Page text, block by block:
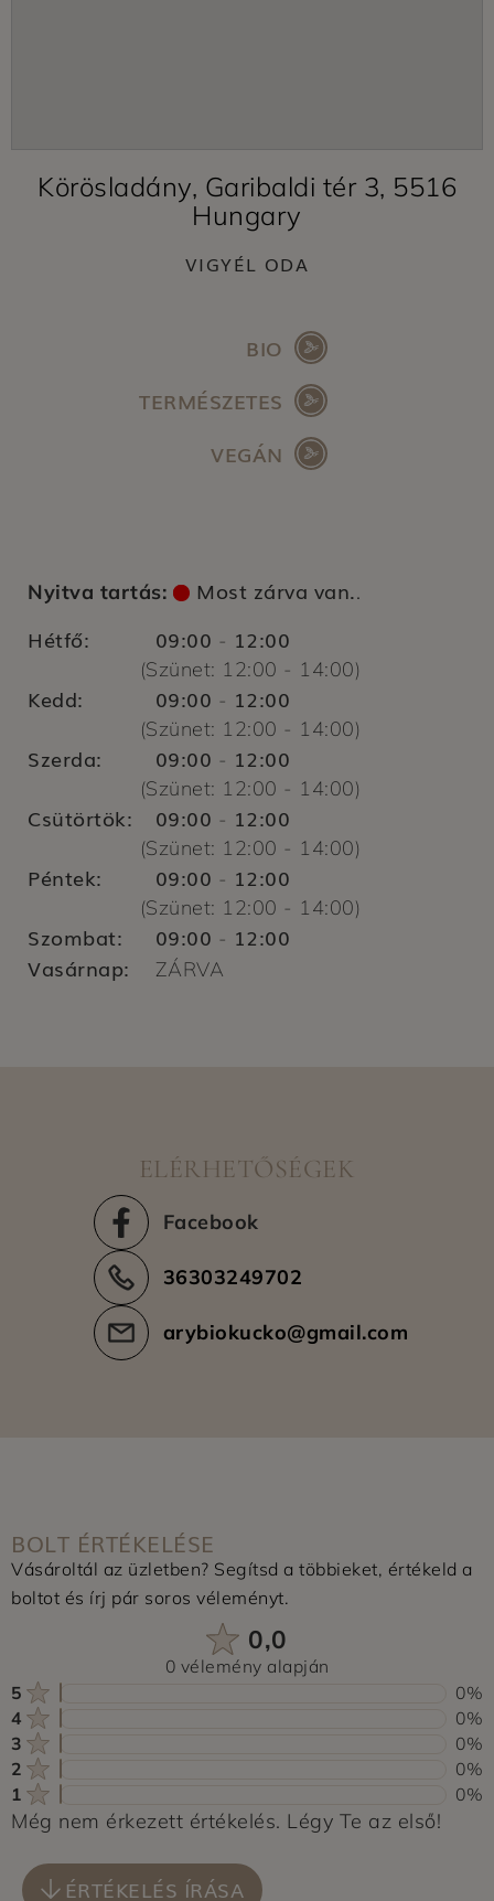
Körösladány, Garibaldi tér 3, 5516
Hungary
VIGYÉL ODA
BIO
TERMÉSZETES
VEGÁN
Nyitva tartás: Most zárva van..
Hétfő: 09:00 - 12:00
(Szünet: 12:00 - 14:00)
Kedd: 09:00 - 12:00
(Szünet: 12:00 - 14:00)
Szerda: 09:00 - 12:00
(Szünet: 12:00 - 14:00)
Csütörtök: 09:00 - 12:00
(Szünet: 12:00 - 14:00)
Péntek: 09:00 - 12:00
(Szünet: 12:00 - 14:00)
Szombat: 09:00 - 12:00
Vasárnap:
ZÁRVA
ELÉRHETŐSÉGEK
Facebook
36303249702
arybiokucko@gmail.com
BOLT ÉRTÉKELÉSE
Vásároltál az üzletben? Segítsd a többieket, értékeld a
boltot és írj pár soros véleményt.
0,0
0 vélemény alapján
5
0%
4
0%
3
0%
2
0%
1
0%
Még nem érkezett értékelés. Légy Te az első!
ÉRTÉKELÉS ÍRÁSA